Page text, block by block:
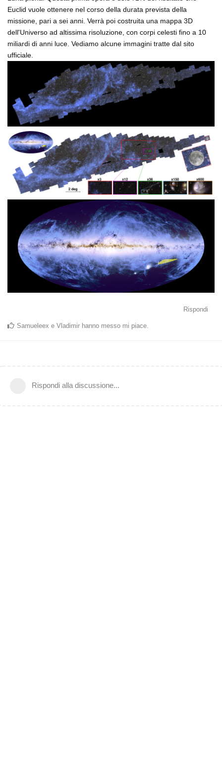
Euclid vuole ottenere nel corso della durata prevista della
missione, pari a sei anni. Verrà poi costruita una mappa 3D
dell'Universo ad altissima risoluzione, con corpi celesti fino a 10
miliardi di anni luce. Vediamo alcune immagini tratte dal sito
ufficiale.
Rispondi
Samueleex e Vladimir hanno messo mi piace.
Rispondi alla discussione...